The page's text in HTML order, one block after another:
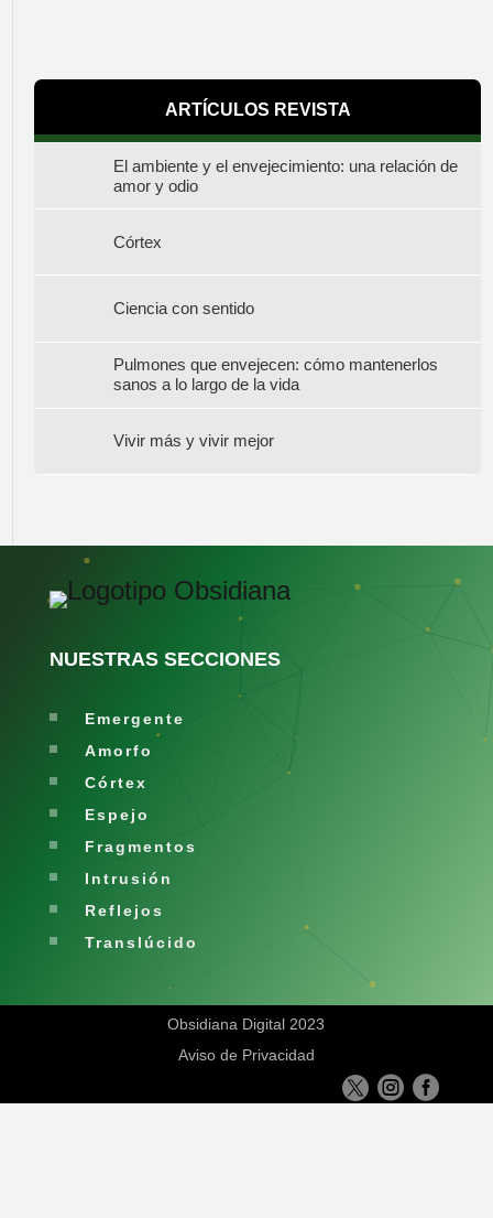
ARTÍCULOS REVISTA
El ambiente y el envejecimiento: una relación de
amor y odio
Córtex
Ciencia con sentido
Pulmones que envejecen: cómo mantenerlos
sanos a lo largo de la vida
Vivir más y vivir mejor
NUESTRAS SECCIONES
Emergente
Amorfo
Córtex
Espejo
Fragmentos
Intrusión
Reflejos
Translúcido
Obsidiana Digital 2023
Aviso de Privacidad


